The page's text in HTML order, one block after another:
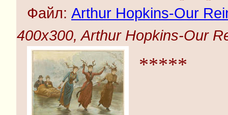
Файл: Arthur Hopkins-Our
400x300, Arthur Hopkins-Our
*****